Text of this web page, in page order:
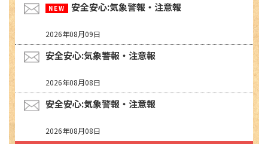
安全安心:気象警報・注意報
2026年08月09日
安全安心:気象警報・注意報
2026年08月08日
安全安心:気象警報・注意報
2026年08月08日